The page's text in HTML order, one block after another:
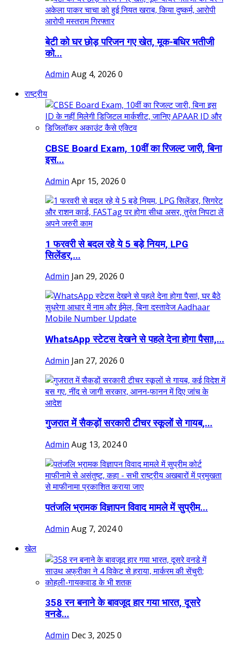
बेटी को घर छोड़ परिजन गए खेत, मूक-बधिर भतीजी
को...
Admin Aug 4, 2026 0
राष्ट्रीय
CBSE Board Exam, 10वीं का रिजल्ट जारी, बिना
इस...
Admin Apr 15, 2026 0
1 फरवरी से बदल रहे ये 5 बड़े नियम, LPG
सिलेंडर,...
Admin Jan 29, 2026 0
WhatsApp स्टेटस देखने से पहले देना होगा पैसा!,...
Admin Jan 27, 2026 0
गुजरात में सैकड़ों सरकारी टीचर स्कूलों से गायब,...
Admin Aug 13, 20240
पतंजलि भ्रामक विज्ञापन विवाद मामले में सुप्रीम...
Admin Aug 7, 20240
खेल
358 रन बनाने के बावजूद हार गया भारत, दूसरे
वनडे...
Admin Dec 3, 2025 0